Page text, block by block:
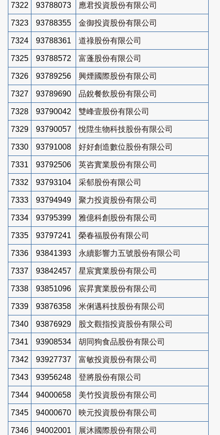
7322 93788073 應君投資股份有限公司
7323 93788355 金御投資股份有限公司
7324 93788361 道祿股份有限公司
7325 93788572 富蓬股份有限公司
7326 93789256 興煙國際股份有限公司
7327 93789690 品銳餐飲股份有限公司
7328 93790042 雙峰壹股份有限公司
7329 93790057 悅陞生物科技股份有限公司
7330 93791008 好好創造數位股份有限公司
7331 93792506 英咨實業股份有限公司
7332 93793104 采郁股份有限公司
7333 93794949 聚力投資股份有限公司
7334 93795399 雅億科創股份有限公司
7335 93797241 榮春福股份有限公司
7336 93841393 永續影響力五號股份有限公司
7337 93842457 星宸實業股份有限公司
7338 93851096 宸昇實業股份有限公司
7339 93876358 米俐邁科技股份有限公司
7340 93876929 股文觀指投資股份有限公司
7341 93908534 胡同狗食品股份有限公司
7342 93927737 富敏投資股份有限公司
7343 93956248 登將股份有限公司
7344 94000658 美竹投資股份有限公司
7345 94000670 映元投資股份有限公司
7346 94002001 展沐國際股份有限公司